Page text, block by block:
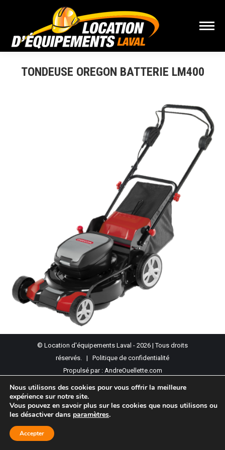
TONDEUSE OREGON BATTERIE LM400
© Location d'équipements Laval - 2026 | Tous droits
réservés. | Politique de confidentialité
Propulsé par : AndreOuellette.com
Nous utilisons des cookies pour vous offrir la meilleure
expérience sur notre site.
Vous pouvez en savoir plus sur les cookies que nous utilisons ou
les désactiver dans paramètres.
Accepter